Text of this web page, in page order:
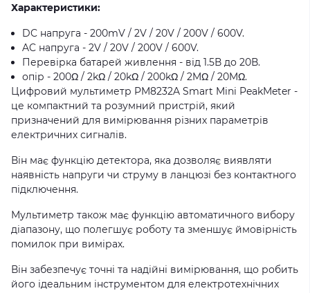
Характеристики:
DC напруга - 200mV / 2V / 20V / 200V / 600V.
AC напруга - 2V / 20V / 200V / 600V.
Перевірка батарей живлення - від 1.5В до 20В.
опір - 200Ω / 2kΩ / 20kΩ / 200kΩ / 2MΩ / 20MΩ.
Цифровий мультиметр PM8232A Smart Mini PeakMeter -
це компактний та розумний пристрій, який
призначений для вимірювання різних параметрів
електричних сигналів.
Він має функцію детектора, яка дозволяє виявляти
наявність напруги чи струму в ланцюзі без контактного
підключення.
Мультиметр також має функцію автоматичного вибору
діапазону, що полегшує роботу та зменшує ймовірність
помилок при вимірах.
Він забезпечує точні та надійні вимірювання, що робить
його ідеальним інструментом для електротехнічних